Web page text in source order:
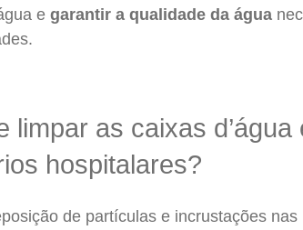
e garantir a qualidade da água
limpar as caixas d’água
hospitalares?
de partículas e incrustações nas